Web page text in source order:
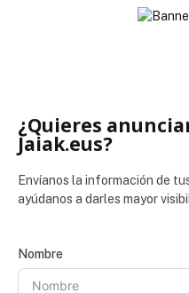
¿Quieres
Jaiak.eus?
Envíanos la información de
ayúdanos a darles mayor
Nombre